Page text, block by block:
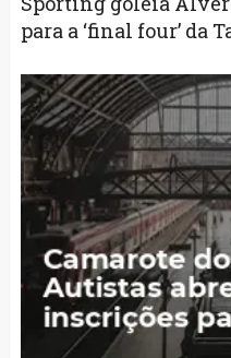
para a ‘final four’ da